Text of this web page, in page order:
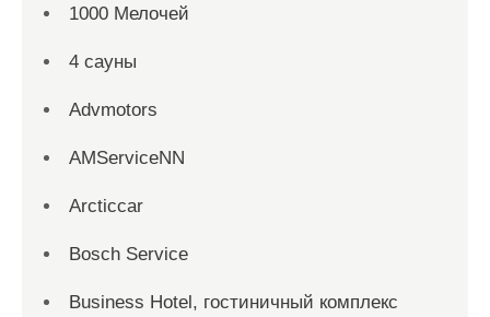
1000 Мелочей
4 сауны
Advmotors
AMServiceNN
Arcticcar
Bosch Service
Business Hotel, гостиничный комплекс